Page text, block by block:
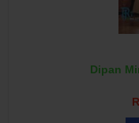
Dipan